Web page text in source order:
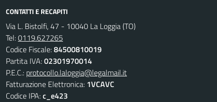
CONTATTI E RECAPITI
Via L. Bistolfi, 47 - 10040 La Loggia (TO)
Tel:0119.627265
Codice Fiscale:84500810019
Partita IVA:02301970014
P.E.C.: protocollo.laloggia@legalmail.it
Fatturazione Elettronica: 1VCAVC
Codice IPA:c_e423